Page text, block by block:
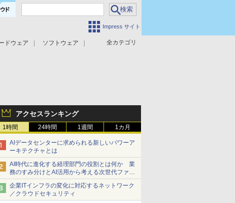
Impress サイト
全カテゴリ
ドウェア
ソフトウェア
アクセスランキング
1時間 24時間 1週間 1カ月
AIデータセンターに求められる新しいパワーア
ーキテクチャとは
AI時代に進化する経理部門の役割とは何か 業
務のすみ分けとAI活用から考える次世代ファイ
ナンス戦略
企業ITインフラの変化に対応するネットワーク
／クラウドセキュリティ